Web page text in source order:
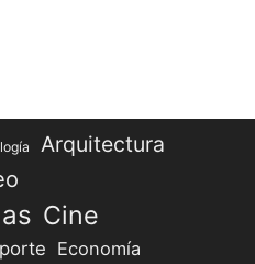
Arquitectura
Cine
Economía